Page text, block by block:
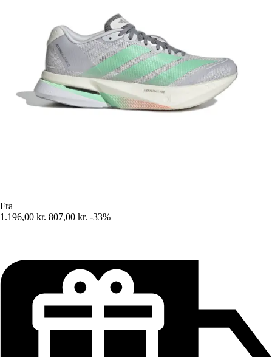
Fra
1.196,00 kr. 807,00 kr. -33%